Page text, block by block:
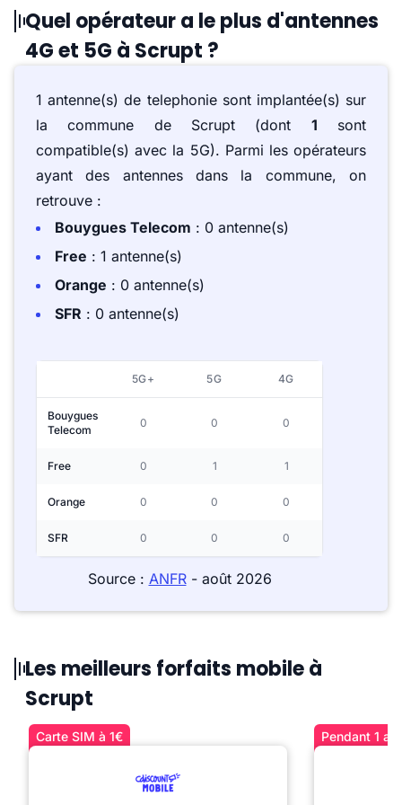
Quel opérateur a le plus d'antennes
4G et 5G à Scrupt ?
1 antenne(s) de telephonie sont implantée(s) sur
la commune de Scrupt (dont 1 sont
compatible(s) avec la 5G). Parmi les opérateurs
ayant des antennes dans la commune, on
retrouve :
Bouygues Telecom : 0 antenne(s)
Free : 1 antenne(s)
Orange : 0 antenne(s)
SFR : 0 antenne(s)
5G+ 5G 4G
Bouygues
Telecom
0 0 0
Free 0 1 1
Orange 0 0 0
SFR 0 0 0
Source : ANFR- août 2026
Les meilleurs forfaits mobile à
Scrupt
Carte SIM à 1€ Pendant 1